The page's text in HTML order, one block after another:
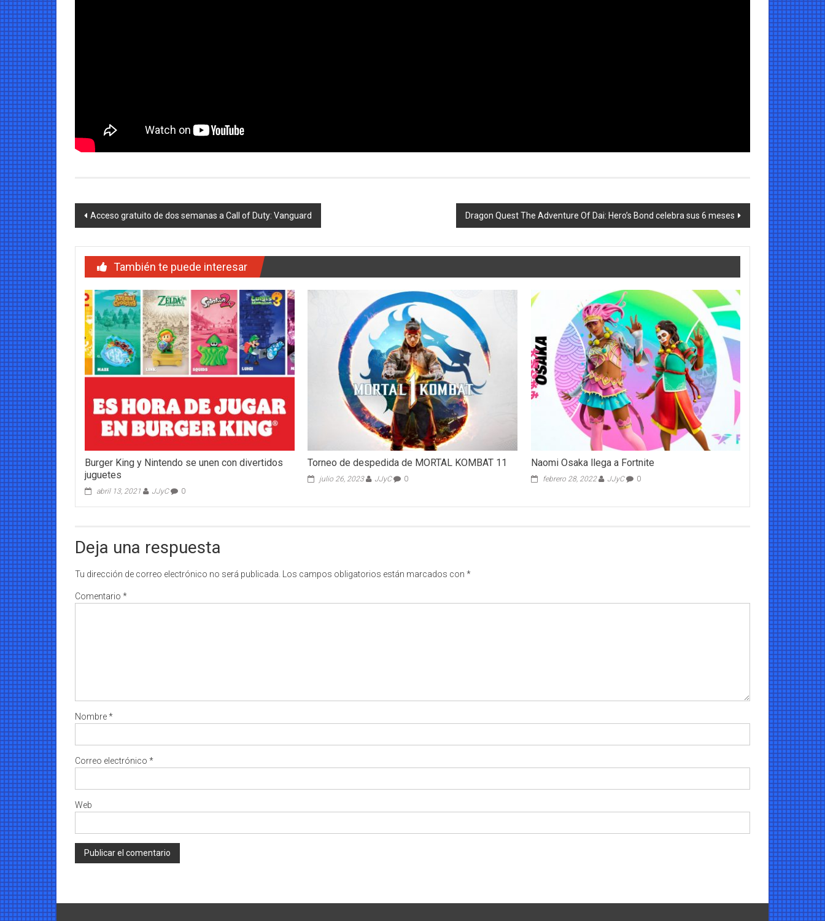
Navegación
entradas
Acceso gratuito de dos semanas a Call of Duty: Vanguard Dragon Quest The Adventure Of Dai: Hero’s Bond celebra sus 6 meses
También te puede interesar
Burger King y Nintendo se unen con divertidos
juguetes
abril 13, 2021 JJyC 0
Torneo de despedida de MORTAL KOMBAT 11
julio 26, 2023 JJyC 0
Naomi Osaka llega a Fortnite
febrero 28, 2022 JJyC 0
Deja una respuesta
Tu dirección de correo electrónico no será publicada. Los campos obligatorios están marcados con *
Comentario *
Nombre*
Correo electrónico *
Web